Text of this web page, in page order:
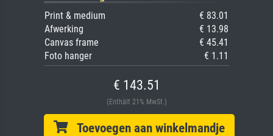
Print & medium
€ 83.01
Afwerking
€ 13.98
Canvas frame
€ 45.41
Foto hanger
€ 1.11
€ 143.51
(Enthält 21% MwSt.)
Toevoegen aan winkelmandje